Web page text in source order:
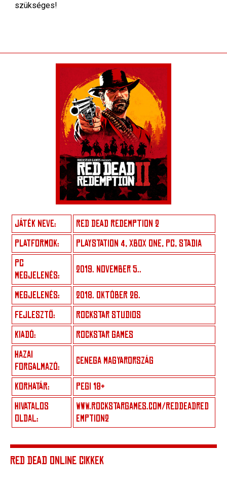
szükséges!
JÁTÉK NEVE:
RED DEAD REDEMPTION 2
PLATFORMOK:
PLAYSTATION 4, XBOX ONE, PC, STADIA
PC
MEGJELENÉS:
2019. NOVEMBER 5..
MEGJELENÉS:
2018. OKTÓBER 26.
FEJLESZTŐ:
ROCKSTAR STUDIOS
KIADÓ:
ROCKSTAR GAMES
HAZAI
FORGALMAZÓ:
CENEGA MAGYARORSZÁG
KORHATÁR:
PEGI 18+
HIVATALOS
OLDAL:
WWW.ROCKSTARGAMES.COM/REDDEADRED
EMPTION2
RED DEAD ONLINE CIKKEK